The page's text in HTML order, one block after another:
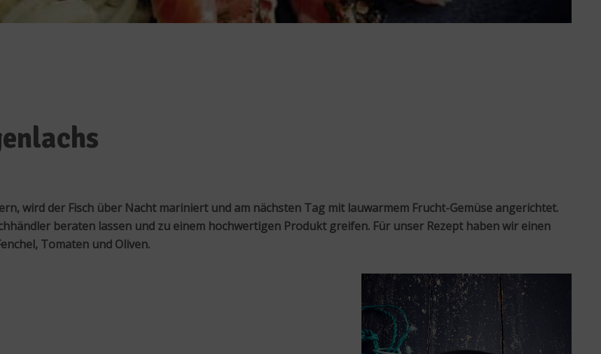
wird der Fisch über Nacht mariniert und am nächsten Tag mit lauwarmem Frucht-Gemüse angerichtet.
beraten lassen und zu einem hochwertigen Produkt greifen. Für unser Rezept haben wir einen
Tomaten und Oliven.